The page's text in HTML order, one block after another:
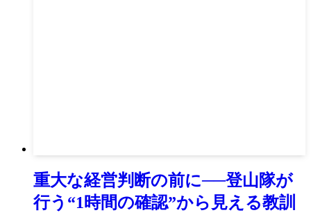
重大な経営判断の前に──登山隊が
行う“1時間の確認”から見える教訓